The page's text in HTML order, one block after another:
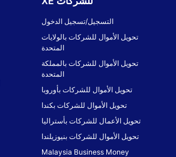
التسجيل/تسجيل الدخول
تحويل الأموال للشركات بالولايات
المتحدة
تحويل الأموال للشركات بالمملكة
المتحدة
تحويل الأموال للشركات بأوروبا
تحويل الأموال للشركات بكندا
تحويل الأعمال للشركات بأستراليا
تحويل الأموال للشركات بنيوزيلندا
Malaysia Business Money